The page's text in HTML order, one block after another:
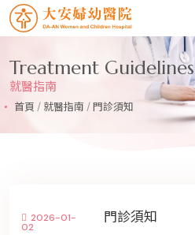
Treatment Guidelines
就醫指南
首頁 / 就醫指南 /門診須知
2026-01-
02
門診須知